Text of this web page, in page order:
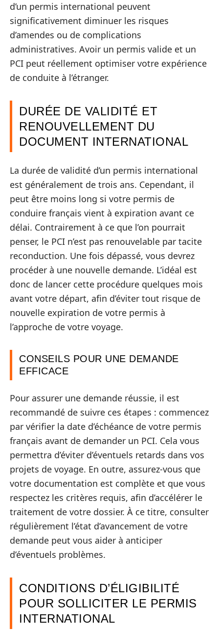
d’un permis international peuvent
significativement diminuer les risques
d’amendes ou de complications
administratives. Avoir un permis valide et un
PCI peut réellement optimiser votre expérience
de conduite à l’étranger.
DURÉE DE VALIDITÉ ET
RENOUVELLEMENT DU
DOCUMENT INTERNATIONAL
La durée de validité d’un permis international
est généralement de trois ans. Cependant, il
peut être moins long si votre permis de
conduire français vient à expiration avant ce
délai. Contrairement à ce que l’on pourrait
penser, le PCI n’est pas renouvelable par tacite
reconduction. Une fois dépassé, vous devrez
procéder à une nouvelle demande. L’idéal est
donc de lancer cette procédure quelques mois
avant votre départ, afin d’éviter tout risque de
nouvelle expiration de votre permis à
l’approche de votre voyage.
CONSEILS POUR UNE DEMANDE
EFFICACE
Pour assurer une demande réussie, il est
recommandé de suivre ces étapes : commencez
par vérifier la date d’échéance de votre permis
français avant de demander un PCI. Cela vous
permettra d’éviter d’éventuels retards dans vos
projets de voyage. En outre, assurez-vous que
votre documentation est complète et que vous
respectez les critères requis, afin d’accélérer le
traitement de votre dossier. À ce titre, consulter
régulièrement l’état d’avancement de votre
demande peut vous aider à anticiper
d’éventuels problèmes.
CONDITIONS D’ÉLIGIBILITÉ
POUR SOLLICITER LE PERMIS
INTERNATIONAL